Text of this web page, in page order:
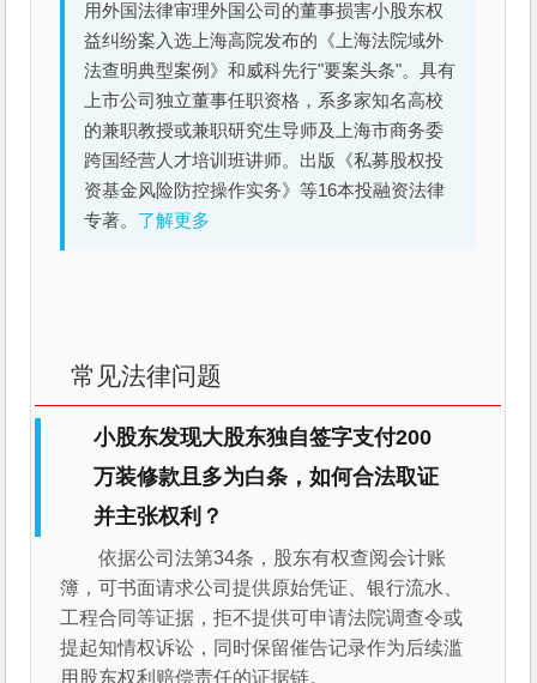
用外国法律审理外国公司的董事损害小股东权
益纠纷案入选上海高院发布的《上海法院域外
法查明典型案例》和威科先行"要案头条"。具有
上市公司独立董事任职资格，系多家知名高校
的兼职教授或兼职研究生导师及上海市商务委
跨国经营人才培训班讲师。出版《私募股权投
资基金风险防控操作实务》等16本投融资法律
专著。 了解更多
常见法律问题
小股东发现大股东独自签字支付200
万装修款且多为白条，如何合法取证
并主张权利？
依据公司法第34条，股东有权查阅会计账
簿，可书面请求公司提供原始凭证、银行流水、
工程合同等证据，拒不提供可申请法院调查令或
提起知情权诉讼，同时保留催告记录作为后续滥
用股东权利赔偿责任的证据链。